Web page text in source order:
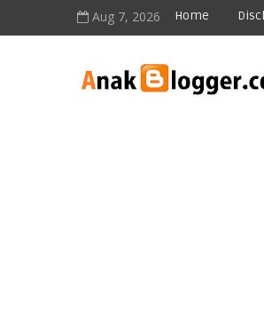
Aug 7, 2026 Home